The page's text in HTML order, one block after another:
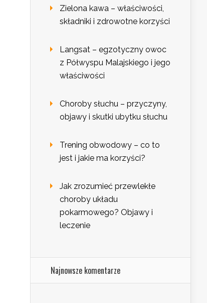
Zielona kawa – właściwości,
składniki i zdrowotne korzyści
Langsat – egzotyczny owoc
z Półwyspu Malajskiego i jego
właściwości
Choroby słuchu – przyczyny,
objawy i skutki ubytku słuchu
Trening obwodowy – co to
jest i jakie ma korzyści?
Jak zrozumieć przewlekłe
choroby układu
pokarmowego? Objawy i
leczenie
Najnowsze komentarze